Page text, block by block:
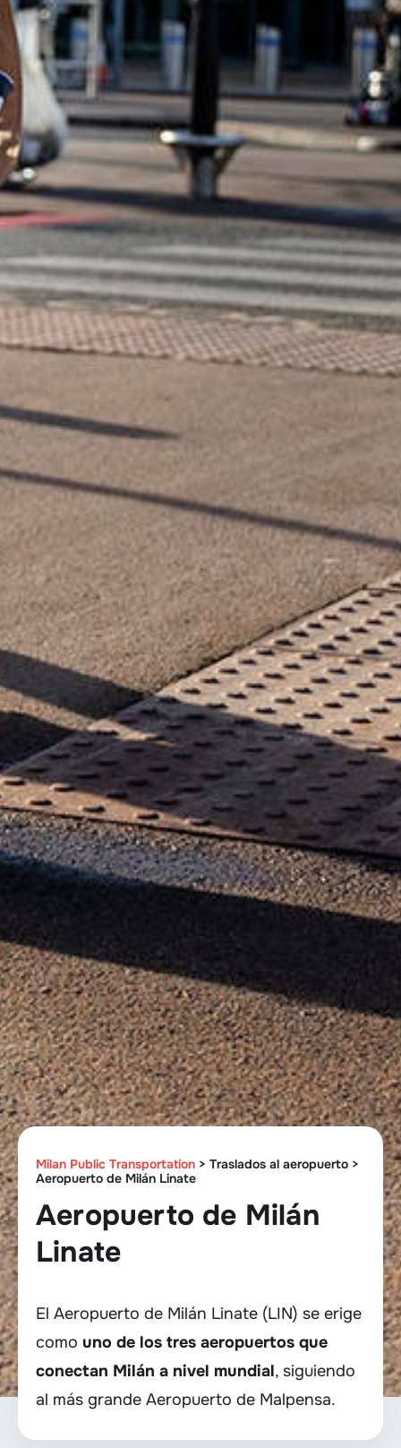
Milan Public Transportation > Traslados al aeropuerto >
Aeropuerto de Milán Linate
Aeropuerto de Milán
Linate
El Aeropuerto de Milán Linate (LIN) se erige
como uno de los tres aeropuertos que
conectan Milán a nivel mundial, siguiendo
al más grande Aeropuerto de Malpensa.